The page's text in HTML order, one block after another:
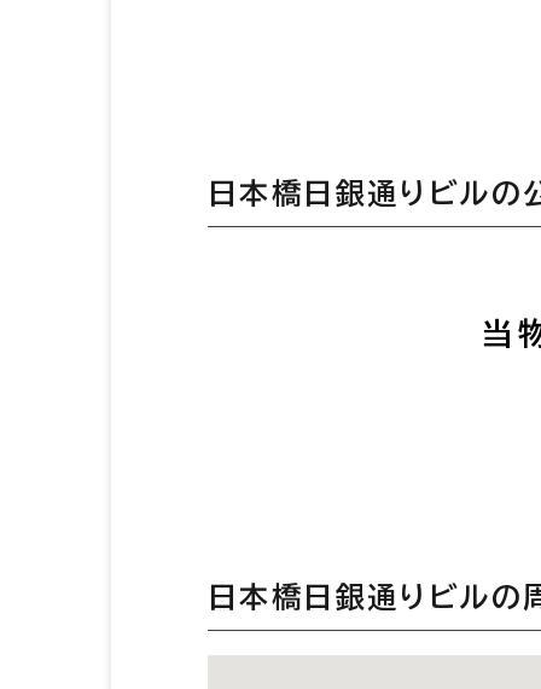
日本橋日銀通りビルの
当
日本橋日銀通りビルの